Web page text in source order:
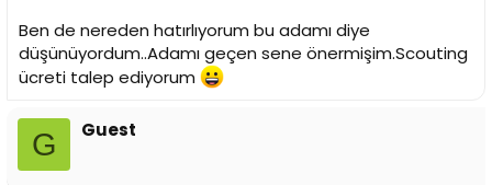
Ben de nereden hatırlıyorum bu adamı diye
düşünüyordum..Adamı geçen sene önermişim.Scouting
ücreti talep ediyorum
G Guest